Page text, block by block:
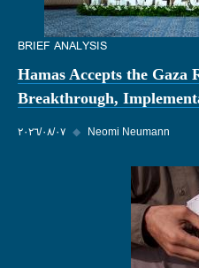
BRIEF ANALYSIS
Hamas Accepts the Gaza
Breakthrough,
٠٧‏/٠٨‏/٢٠٢٦ ◆ Neomi Neumann